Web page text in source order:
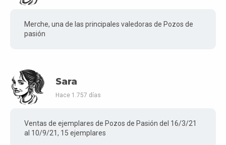
Merche, una de las principales valedoras de Pozos de
pasión
Sara
Hace 1.757 días
Ventas de ejemplares de Pozos de Pasión del 16/3/21
al 10/9/21, 15 ejemplares